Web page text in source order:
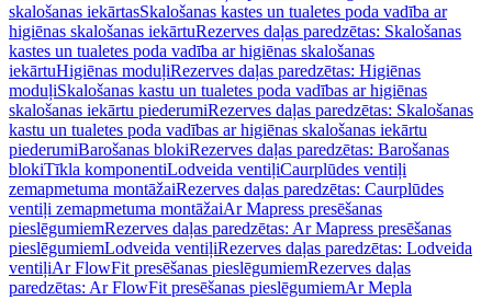
skalošanas iekārtasSkalošanas kastes un tualetes poda vadība ar
higiēnas skalošanas iekārtuRezerves daļas paredzētas: Skalošanas
kastes un tualetes poda vadība ar higiēnas skalošanas
iekārtuHigiēnas moduļiRezerves daļas paredzētas: Higiēnas
moduļiSkalošanas kastu un tualetes poda vadības ar higiēnas
skalošanas iekārtu piederumiRezerves daļas paredzētas: Skalošanas
kastu un tualetes poda vadības ar higiēnas skalošanas iekārtu
piederumiBarošanas blokiRezerves daļas paredzētas: Barošanas
blokiTīkla komponentiLodveida ventiļiCaurplūdes ventiļi
zemapmetuma montāžaiRezerves daļas paredzētas: Caurplūdes
ventiļi zemapmetuma montāžaiAr Mapress presēšanas
pieslēgumiemRezerves daļas paredzētas: Ar Mapress presēšanas
pieslēgumiemLodveida ventiļiRezerves daļas paredzētas: Lodveida
ventiļiAr FlowFit presēšanas pieslēgumiemRezerves daļas
paredzētas: Ar FlowFit presēšanas pieslēgumiemAr Mepla